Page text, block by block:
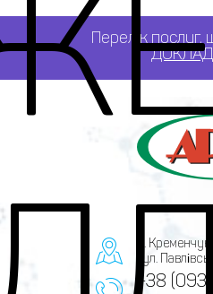
Перелік
м. Кременчук,
вул.
+38